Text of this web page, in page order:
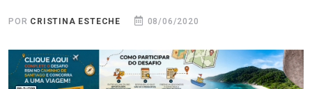
POR CRISTINA ESTECHE 08/06/2020